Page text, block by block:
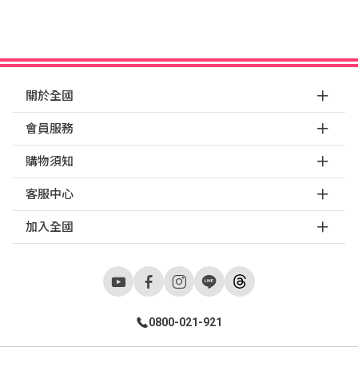
關於全國
會員服務
購物須知
客服中心
加入全國
0800-021-921